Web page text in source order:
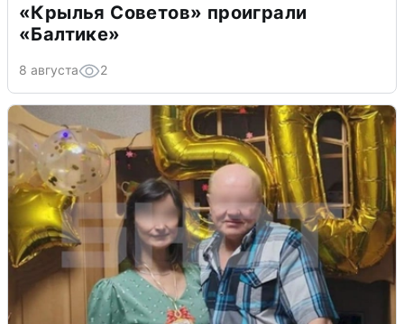
«Крылья Советов» проиграли
«Балтике»
8 августа 2